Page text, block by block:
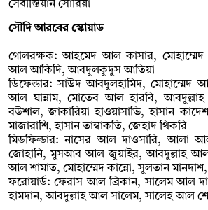
সেবাস্তিয়ান সোরিয়া
সৌদি আরবের স্কোয়াড
গোলরক্ষক: আহমেদ আল কাসার,
আল আকিদি, আবদুলকুদুস আতিয়া
ডিফেন্ডার: সাউদ আবদুলহামিদ, মোহাম্মেদ
আল ঘান্নাম, মোতেব আল হারবি,
বউশাল, জাকারিয়া হাওয়াসাভি, হাসান
মাজারাশি, হাসান তাম্বাকতি, জেহাদ থিকরি
মিডফিল্ডার: নাসের আল দাওসারি, আলা
জোহানি, মুসআব আল জুয়াইর, আবদুল্লাহ আল
আল শামাত, মোহাম্মেদ কান্নো, সুলতান
ফরোয়ার্ড: ফেরাস আল ব্রিকান, সালেম আল
হামদান, আবদুল্লাহ আল সালেম, সালেহ আল